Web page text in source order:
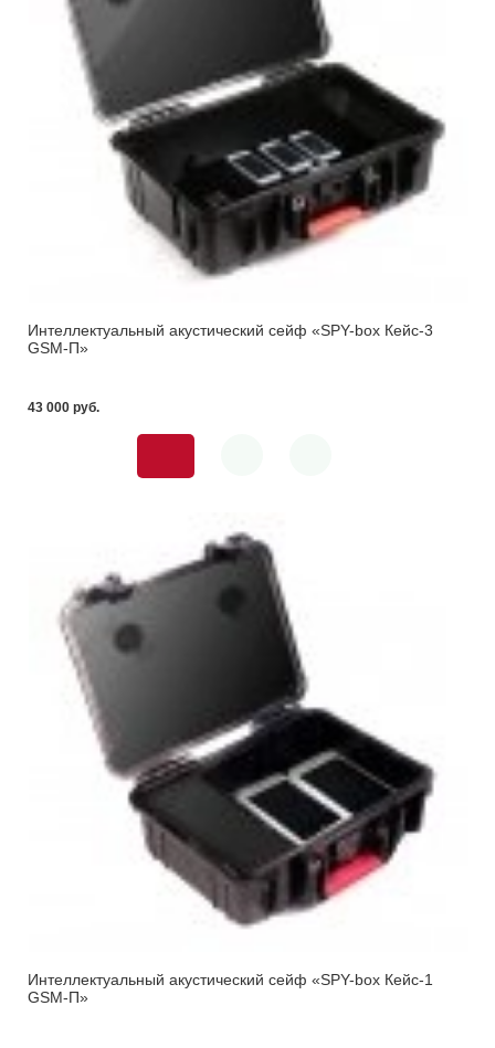
Интеллектуальный акустический сейф «SPY-box Кейс-3
GSM-П»
43 000 pуб.
Интеллектуальный акустический сейф «SPY-box Кейс-1
GSM-П»